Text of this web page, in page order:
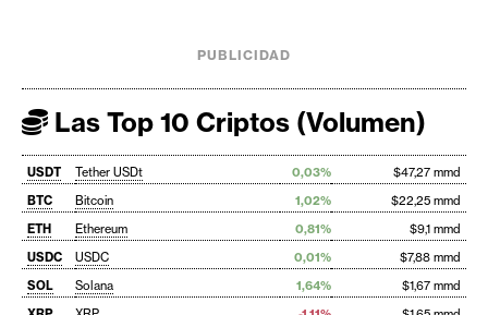
PUBLICIDAD
Las Top 10 Criptos (Volumen)
USDT Tether USDt 0,03%
$47,27 mmd
BTC
Bitcoin 1,02%
$22,25 mmd
ETH
Ethereum 0,81%
$9,1 mmd
USDC
USDC 0,01%
$7,88 mmd
SOL
Solana 1,64%
$1,67 mmd